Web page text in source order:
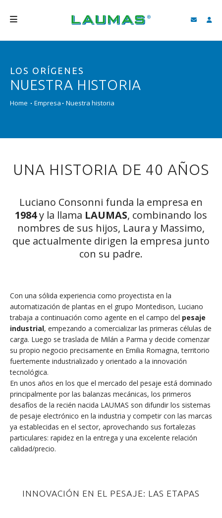
PRODUCTOS
SERVICIOS
NEWS
BUSCAR
ESPAÑOL
LOS ORÍGENES
NUESTRA HISTORIA
Home Empresa Nuestra historia
UNA HISTORIA DE 40 AÑOS
Luciano Consonni funda la empresa en
1984y la llama LAUMAS, combinando los
nombres de sus hijos, Laura y Massimo,
que actualmente dirigen la empresa junto
con su padre.
Con una sólida experiencia como proyectista en la
automatización de plantas en el grupo Montedison, Luciano
trabaja a continuación como agente en el campo del pesaje
industrial, empezando a comercializar las primeras células de
carga. Luego se traslada de Milán a Parma y decide comenzar
su propio negocio precisamente en Emilia Romagna, territorio
fuertemente industrializado y orientado a la innovación
tecnológica.
En unos años en los que el mercado del pesaje está dominado
principalmente por las balanzas mecánicas, los primeros
desafíos de la recién nacida LAUMAS son difundir los sistemas
de pesaje electrónico en la industria y competir con las marcas
ya establecidas en el sector, aprovechando sus fortalezas
particulares: rapidez en la entrega y una excelente relación
calidad/precio.
INNOVACIÓN EN EL PESAJE: LAS ETAPAS